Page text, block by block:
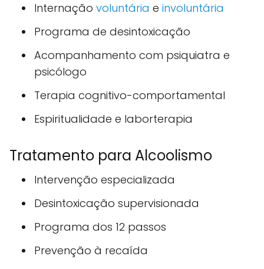
Internação voluntária e involuntária
Programa de desintoxicação
Acompanhamento com psiquiatra e
psicólogo
Terapia cognitivo-comportamental
Espiritualidade e laborterapia
Tratamento para Alcoolismo
Intervenção especializada
Desintoxicação supervisionada
Programa dos 12 passos
Prevenção à recaída